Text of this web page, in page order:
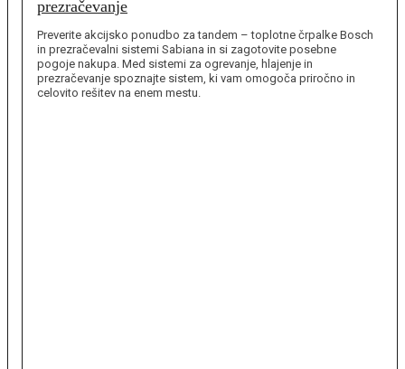
prezračevanje
Preverite akcijsko ponudbo za tandem – toplotne črpalke Bosch
in prezračevalni sistemi Sabiana in si zagotovite posebne
pogoje nakupa. Med sistemi za ogrevanje, hlajenje in
prezračevanje spoznajte sistem, ki vam omogoča priročno in
celovito rešitev na enem mestu.